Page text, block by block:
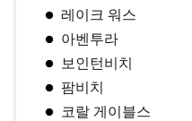
레이크 워스
아벤투라
보인턴비치
팜비치
코랄 게이블스